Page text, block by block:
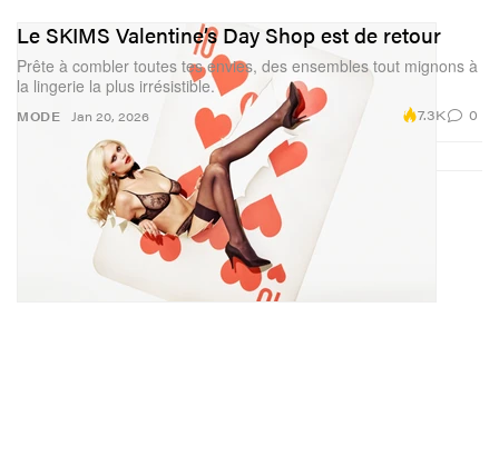
MODE
Le SKIMS Valentine’s Day Shop est de retour
Prête à combler toutes tes envies, des ensembles tout mignons à
la lingerie la plus irrésistible.
Jan 20, 2026 7.3K 0